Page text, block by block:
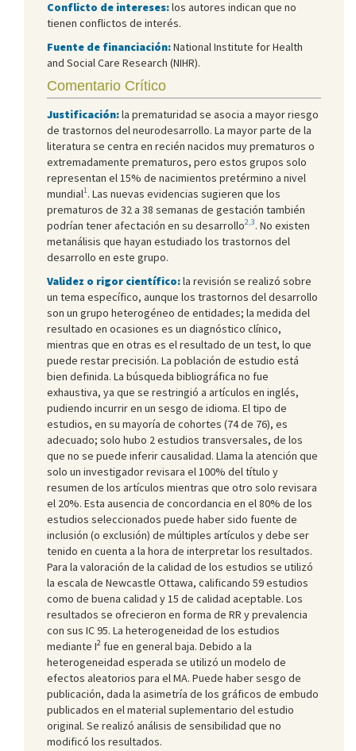
Conflicto de intereses:los autores indican que no
tienen conflictos de interés.
Fuente de financiación:National Institute for Health
and Social Care Research (NIHR).
Comentario Crítico
Justificación:la prematuridad se asocia a mayor riesgo
de trastornos del neurodesarrollo. La mayor parte de la
literatura se centra en recién nacidos muy prematuros o
extremadamente prematuros, pero estos grupos solo
representan el 15% de nacimientos pretérmino a nivel
mundial1. Las nuevas evidencias sugieren que los
prematuros de 32 a 38 semanas de gestación también
podrían tener afectación en su desarrollo2,3. No existen
metanálisis que hayan estudiado los trastornos del
desarrollo en este grupo.
Validez o rigor científico:la revisión se realizó sobre
un tema específico, aunque los trastornos del desarrollo
son un grupo heterogéneo de entidades; la medida del
resultado en ocasiones es un diagnóstico clínico,
mientras que en otras es el resultado de un test, lo que
puede restar precisión. La población de estudio está
bien definida. La búsqueda bibliográfica no fue
exhaustiva, ya que se restringió a artículos en inglés,
pudiendo incurrir en un sesgo de idioma. El tipo de
estudios, en su mayoría de cohortes (74 de 76), es
adecuado; solo hubo 2 estudios transversales, de los
que no se puede inferir causalidad. Llama la atención que
solo un investigador revisara el 100% del título y
resumen de los artículos mientras que otro solo revisara
el 20%. Esta ausencia de concordancia en el 80% de los
estudios seleccionados puede haber sido fuente de
inclusión (o exclusión) de múltiples artículos y debe ser
tenido en cuenta a la hora de interpretar los resultados.
Para la valoración de la calidad de los estudios se utilizó
la escala de Newcastle Ottawa, calificando 59 estudios
como de buena calidad y 15 de calidad aceptable. Los
resultados se ofrecieron en forma de RR y prevalencia
con sus IC 95. La heterogeneidad de los estudios
mediante I2 fue en general baja. Debido a la
heterogeneidad esperada se utilizó un modelo de
efectos aleatorios para el MA. Puede haber sesgo de
publicación, dada la asimetría de los gráficos de embudo
publicados en el material suplementario del estudio
original. Se realizó análisis de sensibilidad que no
modificó los resultados.